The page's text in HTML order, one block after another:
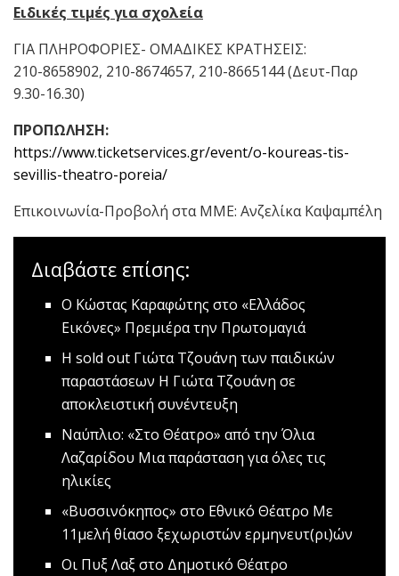
Ειδικές τιμές για σχολεία
ΓΙΑ ΠΛΗΡΟΦΟΡΙΕΣ- ΟΜΑΔΙΚΕΣ ΚΡΑΤΗΣΕΙΣ:
210-8658902, 210-8674657, 210-8665144 (Δευτ-Παρ
9.30-16.30)
ΠΡΟΠΩΛΗΣΗ:
https://www.ticketservices.gr/event/o-koureas-tis-
sevillis-theatro-poreia/
Επικοινωνία-Προβολή στα ΜΜΕ: Ανζελίκα Καψαμπέλη
Διαβάστε επίσης:
Ο Κώστας Καραφώτης στο «Ελλάδος
Εικόνες» Πρεμιέρα την Πρωτομαγιά
Η sold out Γιώτα Τζουάνη των παιδικών
παραστάσεων Η Γιώτα Τζουάνη σε
αποκλειστική συνέντευξη
Ναύπλιο: «Στο Θέατρο» από την Όλια
Λαζαρίδου Μια παράσταση για όλες τις
ηλικίες
«Βυσσινόκηπος» στο Εθνικό Θέατρο Με
11μελή θίασο ξεχωριστών ερμηνευτ(ρι)ών
Oι Πυξ Λαξ στο Δημοτικό Θέατρο